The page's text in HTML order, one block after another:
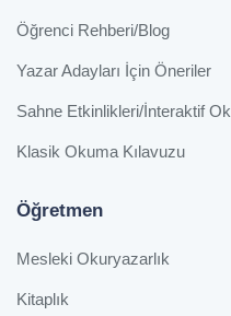
Öğrenci Rehberi/Blog
Yazar Adayları İçin Öneriler
Sahne Etkinlikleri/İnteraktif
Klasik Okuma Kılavuzu
Öğretmen
Mesleki Okuryazarlık
Kitaplık